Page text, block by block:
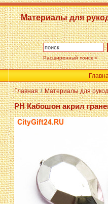
Материалы для
Расширенный поиск »
Главная / Материалы для
PH Кабошон акрил